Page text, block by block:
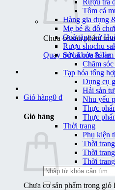
Chưa có sản phẩm
Quay trở lại cửa hàng
Giỏ hàng0 ₫
Giỏ hàng
Chưa có sản phẩm trong giỏ
Rượu trà
Tôm cá
Hàng gia dụng
Mẹ bé & đồ chơi
Quà tặng xứ
Rượu shochu
Sức khỏe & làm
Chăm
Tạp hóa tổng
Dụng cụ
Hải sản
Nhu yếu
Thực
Thực
Thời trang
Phụ kiện
Thời
Thời
Thời
Tìm
kiếm: